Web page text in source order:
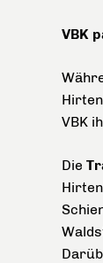
VBK
VBK
Die